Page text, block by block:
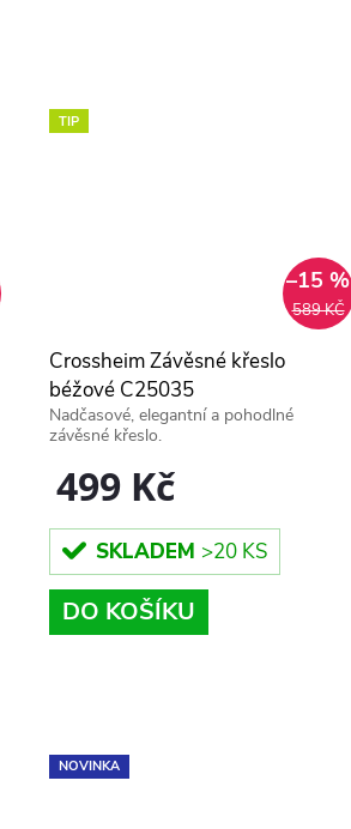
TIP
589 KČ
–15 %
Crossheim Závěsné křeslo
béžové C25035
499 Kč
SKLADEM >20 KS
DO KOŠÍKU
Nadčasové, elegantní a pohodlné
závěsné křeslo.
NOVINKA